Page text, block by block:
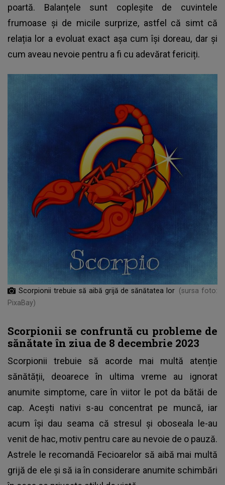
poartă. Balanțele sunt copleșite de cuvintele
frumoase și de micile surprize, astfel că simt că
relația lor a evoluat exact așa cum își doreau, dar și
cum aveau nevoie pentru a fi cu adevărat fericiți.
Scorpionii trebuie să aibă grijă de sănătatea lor (sursa foto:
PixaBay)
Scorpionii se confruntă cu probleme de
sănătate în ziua de 8 decembrie 2023
Scorpionii trebuie să acorde mai multă atenție
sănătății, deoarece în ultima vreme au ignorat
anumite simptome, care în viitor le pot da bătăi de
cap. Acești nativi s-au concentrat pe muncă, iar
acum își dau seama că stresul și oboseala le-au
venit de hac, motiv pentru care au nevoie de o pauză.
Astrele le recomandă Fecioarelor să aibă mai multă
grijă de ele și să ia în considerare anumite schimbări